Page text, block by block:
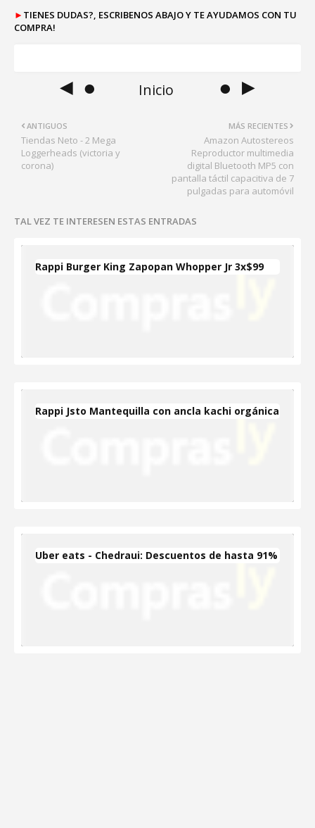
► TIENES DUDAS?, ESCRIBENOS ABAJO Y TE AYUDAMOS CON TU
COMPRA!
◄ ● Inicio ● ►
MÁS RECIENTES
Amazon Autostereos
Reproductor multimedia
digital Bluetooth MP5 con
pantalla táctil capacitiva de 7
pulgadas para automóvil
ANTIGUOS
Tiendas Neto - 2 Mega
Loggerheads (victoria y
corona)
TAL VEZ TE INTERESEN ESTAS ENTRADAS
Rappi Burger King Zapopan Whopper Jr 3x$99
Rappi Jsto Mantequilla con ancla kachi orgánica
Uber eats - Chedraui: Descuentos de hasta 91%